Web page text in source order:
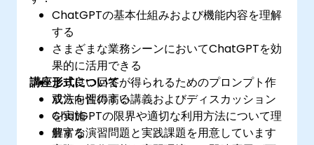
ChatGPTの基本仕組みおよび機能内容を理解
する
さまざまな業務シーンにおいてChatGPTを効
果的に活用できる
より良い回答が得られるためのプロンプト作
成法を習得する
ChatGPTの限界や適切な利用方法について理
解する
講座形式について
双方向性の高い講義およびディスカッション
を実施
豊富な演習問題と実践課題を用意しています